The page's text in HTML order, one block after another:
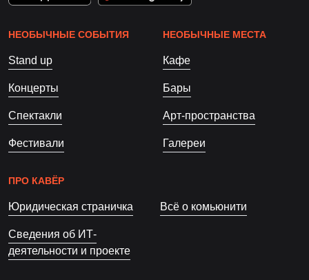
НЕОБЫЧНЫЕ СОБЫТИЯ
Stand up
Концерты
Спектакли
Фестивали
НЕОБЫЧНЫЕ МЕСТА
Кафе
Бары
Арт-пространства
Галереи
ПРО КАВЁР
Юридическая страничка Всё о комьюнити
Сведения об ИТ-
деятельности и проекте